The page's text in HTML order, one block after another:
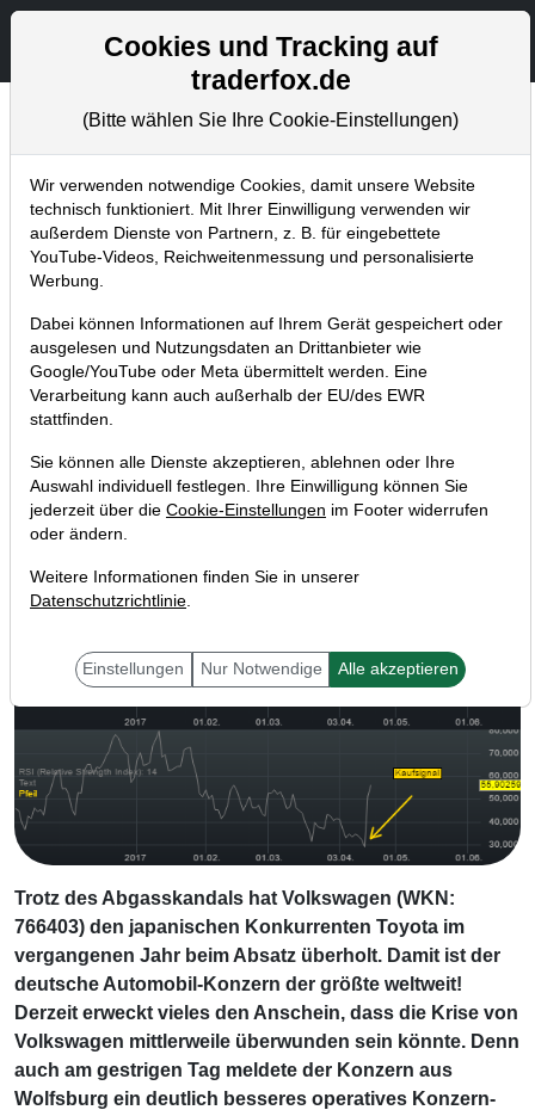
Aktien- und
Chartanalysen
Home Blog Chartanalysen
Chartanalyse Volkswagen:
Durchbruch beim größten
Autobauer der Welt!
19.04.2017 um 09:01 Uhr | P. Uhlschmied
Trotz des Abgasskandals hat Volkswagen (WKN:
766403) den japanischen Konkurrenten Toyota im
vergangenen Jahr beim Absatz überholt. Damit ist der
deutsche Automobil-Konzern der größte weltweit!
Derzeit erweckt vieles den Anschein, dass die Krise von
Volkswagen mittlerweile überwunden sein könnte. Denn
auch am gestrigen Tag meldete der Konzern aus
Wolfsburg ein deutlich besseres operatives Konzern-
Cookies und Tracking auf
traderfox.de
(Bitte wählen Sie Ihre Cookie-Einstellungen)
Wir verwenden notwendige Cookies, damit unsere Website
technisch funktioniert. Mit Ihrer Einwilligung verwenden wir
außerdem Dienste von Partnern, z. B. für eingebettete
YouTube-Videos, Reichweitenmessung und personalisierte
Werbung.
Dabei können Informationen auf Ihrem Gerät gespeichert oder
ausgelesen und Nutzungsdaten an Drittanbieter wie
Google/YouTube oder Meta übermittelt werden. Eine
Verarbeitung kann auch außerhalb der EU/des EWR
stattfinden.
Sie können alle Dienste akzeptieren, ablehnen oder Ihre
Auswahl individuell festlegen. Ihre Einwilligung können Sie
jederzeit über die Cookie-Einstellungen im Footer widerrufen
oder ändern.
Weitere Informationen finden Sie in unserer
Datenschutzrichtlinie.
Einstellungen Nur Notwendige Alle akzeptieren